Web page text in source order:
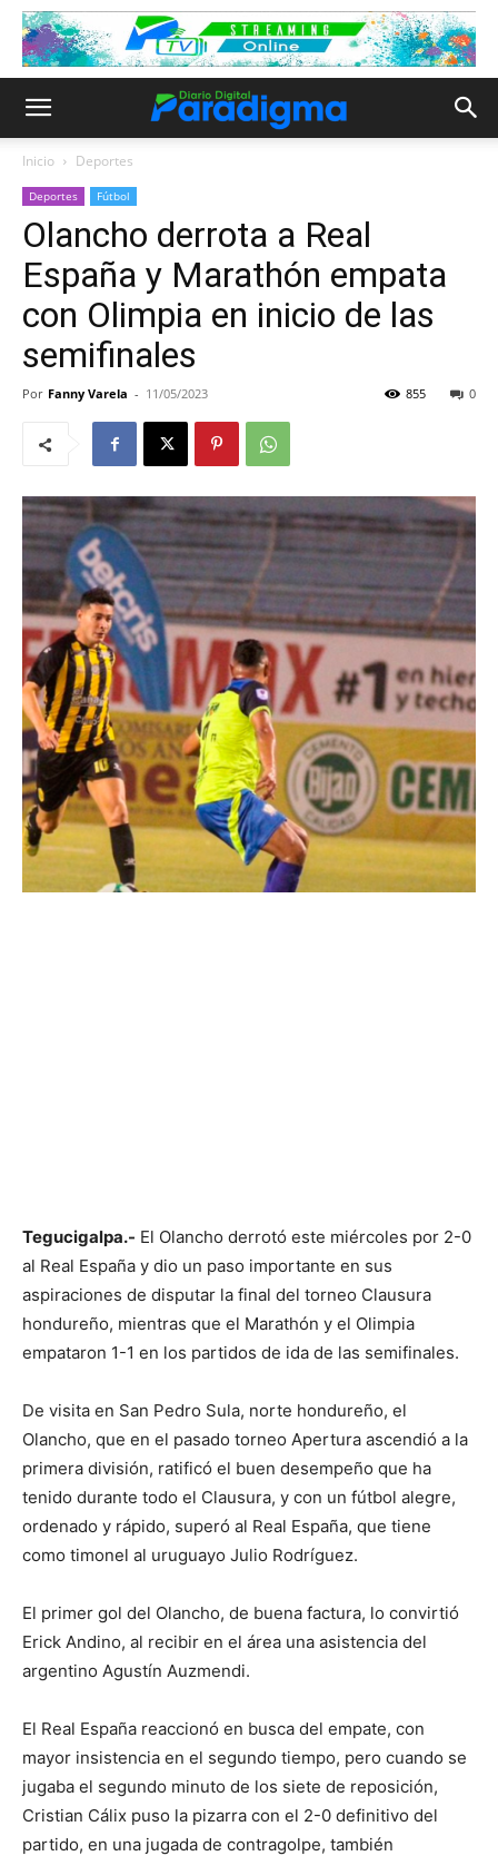
Inicio Deportes
Deportes Fútbol
Olancho derrota a Real
España y Marathón empata
con Olimpia en inicio de las
semifinales
Por Fanny Varela - 11/05/2023 0
855
Tegucigalpa.- El Olancho derrotó este miércoles por 2-0
al Real España y dio un paso importante en sus
aspiraciones de disputar la final del torneo Clausura
hondureño, mientras que el Marathón y el Olimpia
empataron 1-1 en los partidos de ida de las semifinales.
De visita en San Pedro Sula, norte hondureño, el
Olancho, que en el pasado torneo Apertura ascendió a la
primera división, ratificó el buen desempeño que ha
tenido durante todo el Clausura, y con un fútbol alegre,
ordenado y rápido, superó al Real España, que tiene
como timonel al uruguayo Julio Rodríguez.
El primer gol del Olancho, de buena factura, lo convirtió
Erick Andino, al recibir en el área una asistencia del
argentino Agustín Auzmendi.
El Real España reaccionó en busca del empate, con
mayor insistencia en el segundo tiempo, pero cuando se
jugaba el segundo minuto de los siete de reposición,
Cristian Cálix puso la pizarra con el 2-0 definitivo del
partido, en una jugada de contragolpe, también